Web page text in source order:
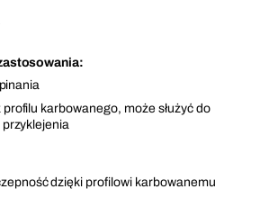
karbowanego, może służyć do
przyklejenia
dzięki profilowi karbowanemu